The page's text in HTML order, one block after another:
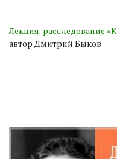
Лекция-расследование
автор Дмитрий Быков